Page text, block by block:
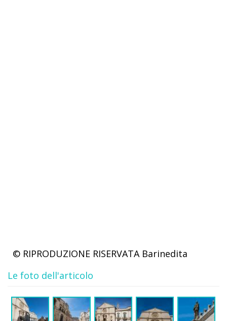
© RIPRODUZIONE RISERVATA Barinedita
Le foto dell'articolo